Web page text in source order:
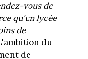
vous de
qu'un lycée
de
du
de